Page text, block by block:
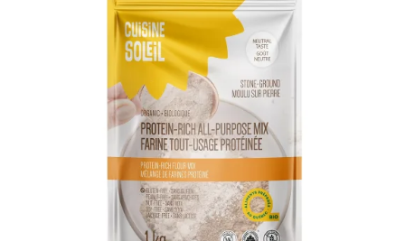
PANIER
AJOUTER AU PANIER / DÉTAILS